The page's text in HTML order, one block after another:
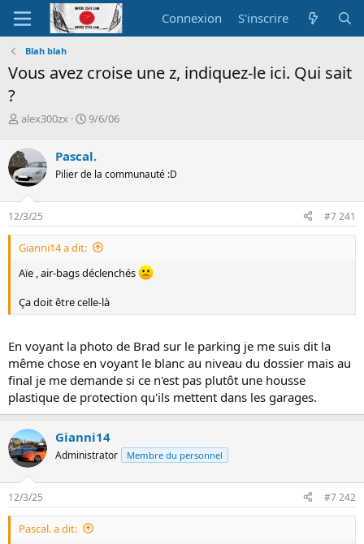
Connexion S'inscrire
Blah blah
Vous avez croise une z, indiquez-le ici. Qui sait
?
A
t
e
u
r
d
e
l
a
i
c
s
i
o
n
alex300zx
D
e
d
d
b
u
9/6/06
Pascal.
Pilier de la communauté :D
12/3/25 #7 241
Gianni14 a dit:
Aïe , air-bags déclenchés
Ça doit être celle-là
En voyant la photo de Brad sur le parking je me suis dit la
même chose en voyant le blanc au niveau du dossier mais au
final je me demande si ce n'est pas plutôt une housse
plastique de protection qu'ils mettent dans les garages.
Gianni14
Administrator Membre du personnel
12/3/25 #7 242
Pascal. a dit: